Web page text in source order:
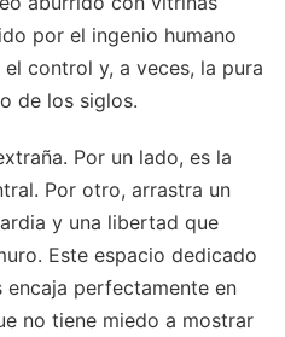
por el ingenio humano
control y, a veces, la pura
de los siglos.
Por un lado, es la
Por otro, arrastra un
y una libertad que
Este espacio dedicado
perfectamente en
no tiene miedo a mostrar